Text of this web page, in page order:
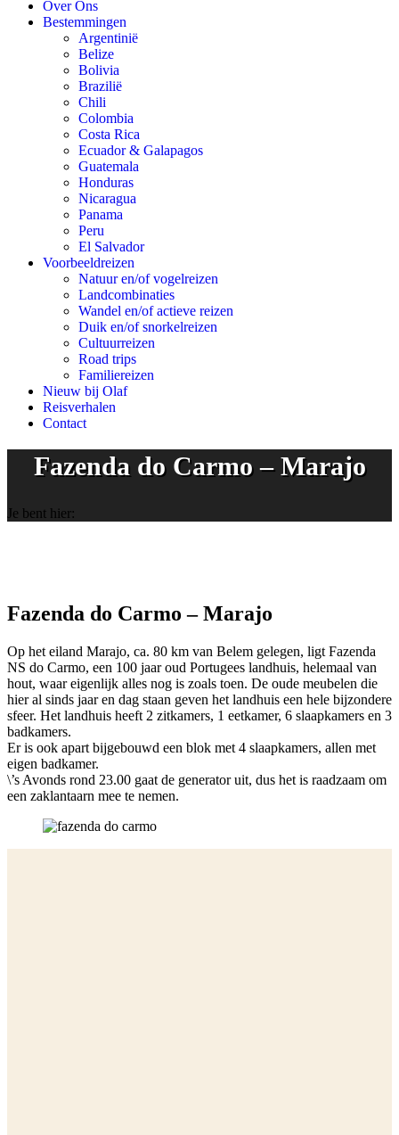
Over Ons
Bestemmingen
Argentinië
Belize
Bolivia
Brazilië
Chili
Colombia
Costa Rica
Ecuador & Galapagos
Guatemala
Honduras
Nicaragua
Panama
Peru
El Salvador
Voorbeeldreizen
Natuur en/of vogelreizen
Landcombinaties
Wandel en/of actieve reizen
Duik en/of snorkelreizen
Cultuurreizen
Road trips
Familiereizen
Nieuw bij Olaf
Reisverhalen
Contact
Fazenda do Carmo – Marajo
Je bent hier:
Fazenda do Carmo – Marajo
Op het eiland Marajo, ca. 80 km van Belem gelegen, ligt Fazenda
NS do Carmo, een 100 jaar oud Portugees landhuis, helemaal van
hout, waar eigenlijk alles nog is zoals toen. De oude meubelen die
hier al sinds jaar en dag staan geven het landhuis een hele bijzondere
sfeer. Het landhuis heeft 2 zitkamers, 1 eetkamer, 6 slaapkamers en 3
badkamers.
Er is ook apart bijgebouwd een blok met 4 slaapkamers, allen met
eigen badkamer.
\’s Avonds rond 23.00 gaat de generator uit, dus het is raadzaam om
een zaklantaarn mee te nemen.